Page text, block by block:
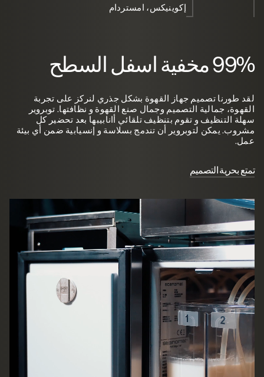
إكوينيكس، امستردام
99% مخفية اسفل السطح
لقد طورنا تصميم جهاز القهوة بشكل جذري لنركز على تجربة
القهوة، جمالية التصميم وجمال صنع القهوة و نظافتها. توبروير
سهلة التنظيف و تقوم بتنظيف تلقائي أانابيبها بعد تحضير كل
مشروب. يمكن لتوبروير أن تندمج بسلاسة و إنسيابية ضمن أي بيئة
عمل.
تمتع بحرية التصميم